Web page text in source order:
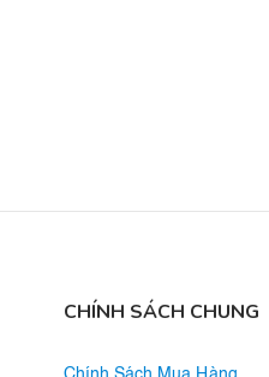
CHÍNH SÁCH CHUNG